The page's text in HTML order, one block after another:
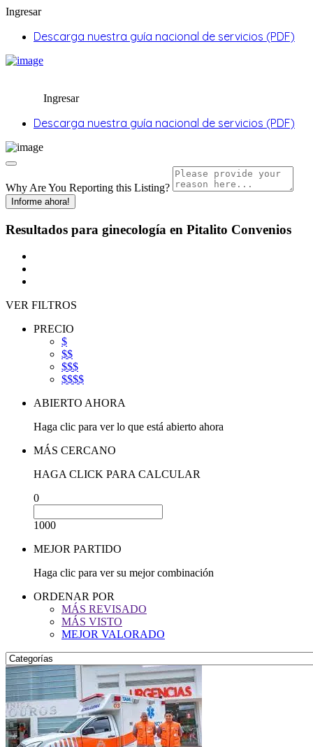
Ingresar
Descarga nuestra guía nacional de servicios (PDF)
Ingresar
Descarga nuestra guía nacional de servicios (PDF)
Why Are You Reporting this Listing?
Informe ahora!
Resultados para ginecología en Pitalito Convenios
VER FILTROS
PRECIO
$
$$
$$$
$$$$
ABIERTO AHORA
Haga clic para ver lo que está abierto ahora
MÁS CERCANO
HAGA CLICK PARA CALCULAR
0
1000
MEJOR PARTIDO
Haga clic para ver su mejor combinación
ORDENAR POR
MÁS REVISADO
MÁS VISTO
MEJOR VALORADO